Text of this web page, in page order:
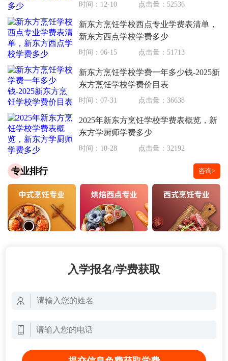
时间：12-10 点击量：52536
新东方烹饪学校西点专业学费表清单，
新东方西点学校学费多少
时间：06-15 点击量：51713
新东方烹饪学校学费一年多少钱-2025新
东方烹饪学校学费价目表
时间：07-31 点击量：36638
2025年新东方烹饪学校学费表概览，新
东方学厨师学费多少
时间：10-28 点击量：32192
专业排行 咨询>
入学报名/学费获取